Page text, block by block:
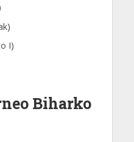
I)
Biharko